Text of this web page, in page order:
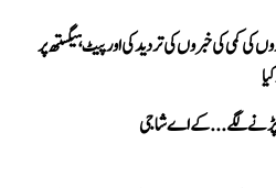
کمی کی خبروں کی تردید کی اور پیٹ ہیگستھ پر
پڑنے لگے...کے اے شاجی